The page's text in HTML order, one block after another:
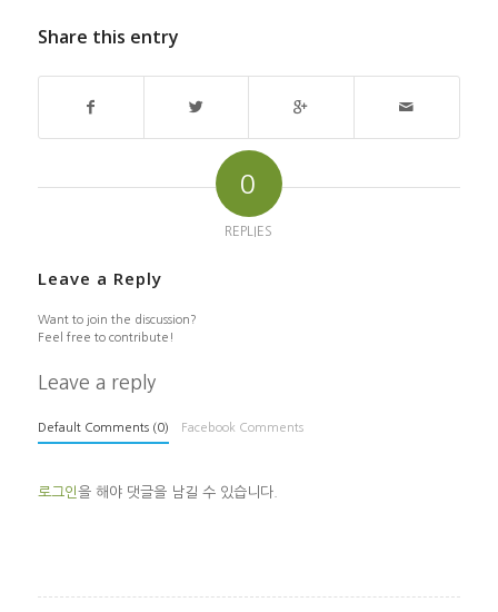
Share this entry
0
REPLIES
Leave a Reply
Want to join the discussion?
Feel free to contribute!
Leave a reply
Default Comments (0) Facebook Comments
로그인을 해야 댓글을 남길 수 있습니다.